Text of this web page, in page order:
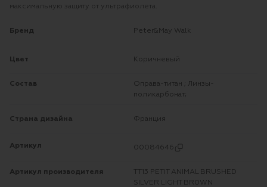
максимальную защиту от ультрафиолета.
Бренд Peter&May Walk
Цвет Коричневый
Состав
Оправа-титан ; Линзы-
поликарбонат;
Страна дизайна Франция
Артикул 00084646
Артикул производителя
TT13 PETIT ANIMAL BRUSHED
SILVER LIGHT BR0WN